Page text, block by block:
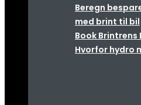
Beregn
med brint til bil
Book Brintrens
Hvorfor hydro